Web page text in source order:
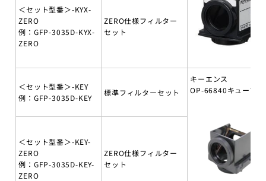
＜セット型番＞-KYX-
ZERO
例：GFP-3035D-KYX-
ZERO
ZERO仕様フィルター
セット
＜セット型番＞-KEY
例：GFP-3035D-KEY
標準フィルターセット
キーエンス
OP-66840キューブ付
＜セット型番＞-KEY-
ZERO
例：GFP-3035D-KEY-
ZERO
ZERO仕様フィルター
セット